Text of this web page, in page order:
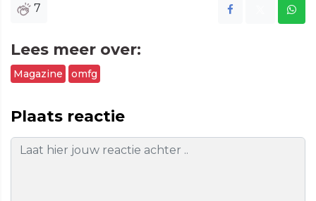
7
Lees meer over:
Magazine omfg
Plaats reactie